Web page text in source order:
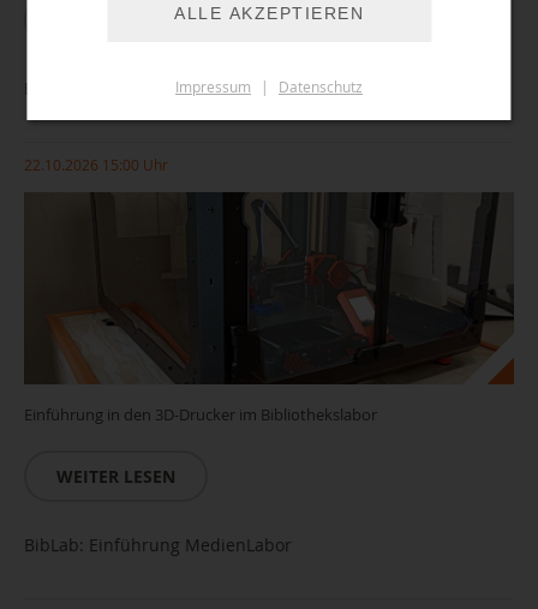
WEITER LESEN
Einführung/ Führerschein 3D-Drucker
22.10.2026 15:00 Uhr
Einführung in den 3D-Drucker im Bibliothekslabor
WEITER LESEN
BibLab: Einführung MedienLabor
ALLE AKZEPTIEREN
Impressum | Datenschutz